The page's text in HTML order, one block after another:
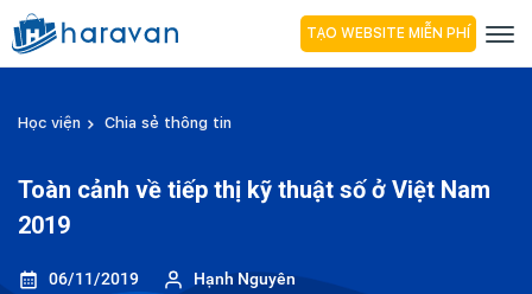
TẠO WEBSITE MIỄN PHÍ
Học viện Chia sẻ thông tin
Toàn cảnh về tiếp thị kỹ thuật số ở Việt Nam
2019
06/11/2019 Hạnh Nguyên